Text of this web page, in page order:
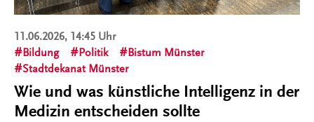
11.06.2026, 14:45 Uhr
Bildung
Politik
Bistum Münster
Stadtdekanat Münster
Wie und was künstliche Intelligenz in der
Medizin entscheiden sollte